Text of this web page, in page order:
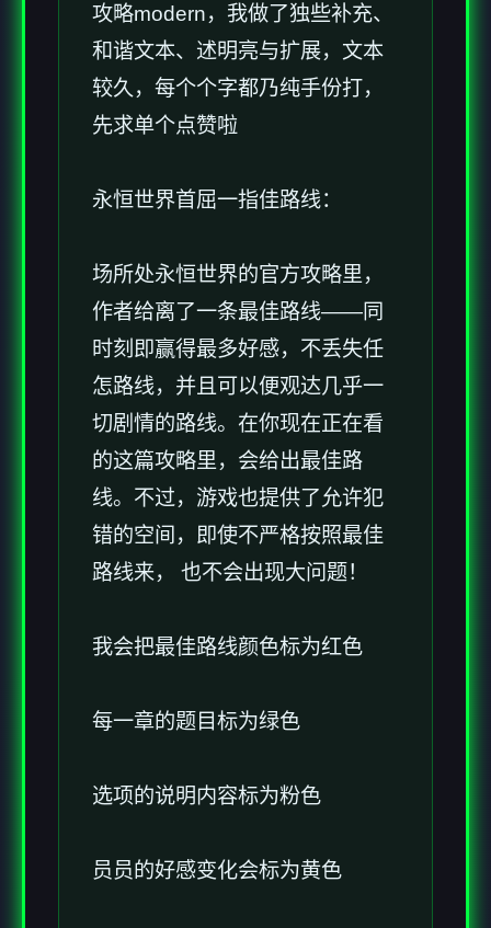
攻略modern，我做了独些补充、
和谐文本、述明亮与扩展，文本
较久，每个个字都乃纯手份打，
先求单个点赞啦
永恒世界首屈一指佳路线：
场所处永恒世界的官方攻略里，
作者给离了一条最佳路线——同
时刻即赢得最多好感，不丢失任
怎路线，并且可以便观达几乎一
切剧情的路线。在你现在正在看
的这篇攻略里，会给出最佳路
线。不过，游戏也提供了允许犯
错的空间，即使不严格按照最佳
路线来， 也不会出现大问题！
我会把最佳路线颜色标为红色
每一章的题目标为绿色
选项的说明内容标为粉色
员员的好感变化会标为黄色